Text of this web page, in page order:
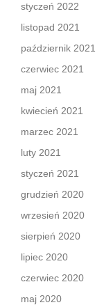
styczeń 2022
listopad 2021
październik 2021
czerwiec 2021
maj 2021
kwiecień 2021
marzec 2021
luty 2021
styczeń 2021
grudzień 2020
wrzesień 2020
sierpień 2020
lipiec 2020
czerwiec 2020
maj 2020